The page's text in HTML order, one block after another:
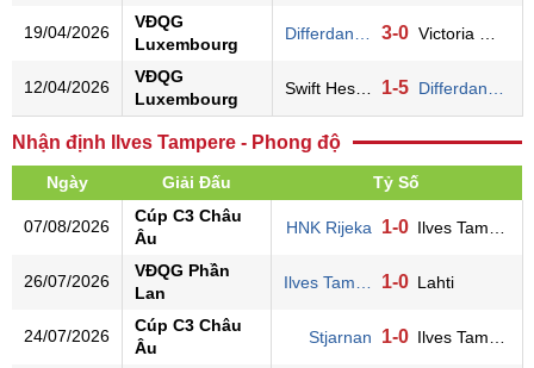
19/04/2026
VĐQG
Luxembourg
3-0
12/04/2026
VĐQG
Luxembourg
1-5
Nhận định Ilves Tampere - Phong độ
Ngày Giải Đấu Tỷ Số
07/08/2026
Cúp C3 Châu
Âu
HNK Rijeka 1-0
26/07/2026
VĐQG Phần
Lan
1-0 Lahti
24/07/2026
Cúp C3 Châu
Âu
Stjarnan 1-0